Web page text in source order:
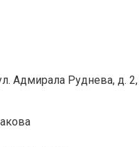
Адмирала Руднева, д.